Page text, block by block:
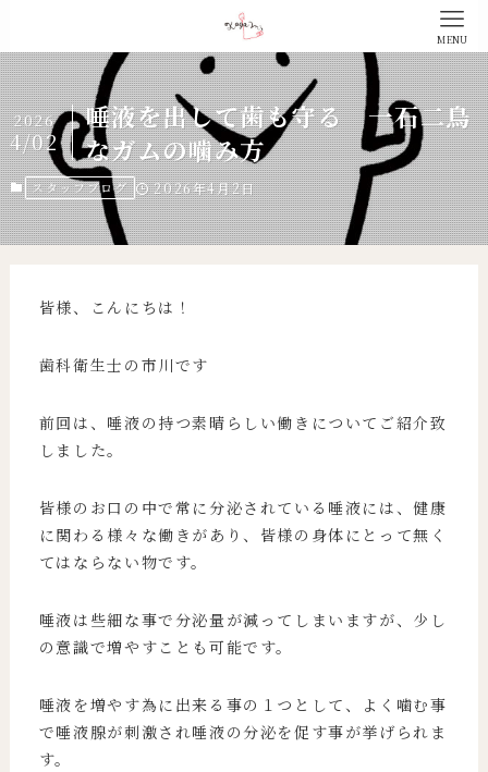
MENU
唾液を出して歯も守る 一石二鳥
なガムの噛み方
2026
4/02
スタッフブログ 2026年4月2日
皆様、こんにちは！
歯科衛生士の市川です
前回は、唾液の持つ素晴らしい働きについてご紹介致
しました。
皆様のお口の中で常に分泌されている唾液には、健康
に関わる様々な働きがあり、皆様の身体にとって無く
てはならない物です。
唾液は些細な事で分泌量が減ってしまいますが、少し
の意識で増やすことも可能です。
唾液を増やす為に出来る事の１つとして、よく噛む事
で唾液腺が刺激され唾液の分泌を促す事が挙げられま
す。